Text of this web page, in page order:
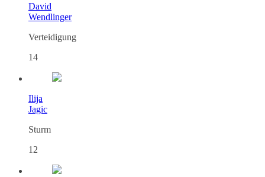
David
Wendlinger
Verteidigung
14
Ilija
Jagic
Sturm
12